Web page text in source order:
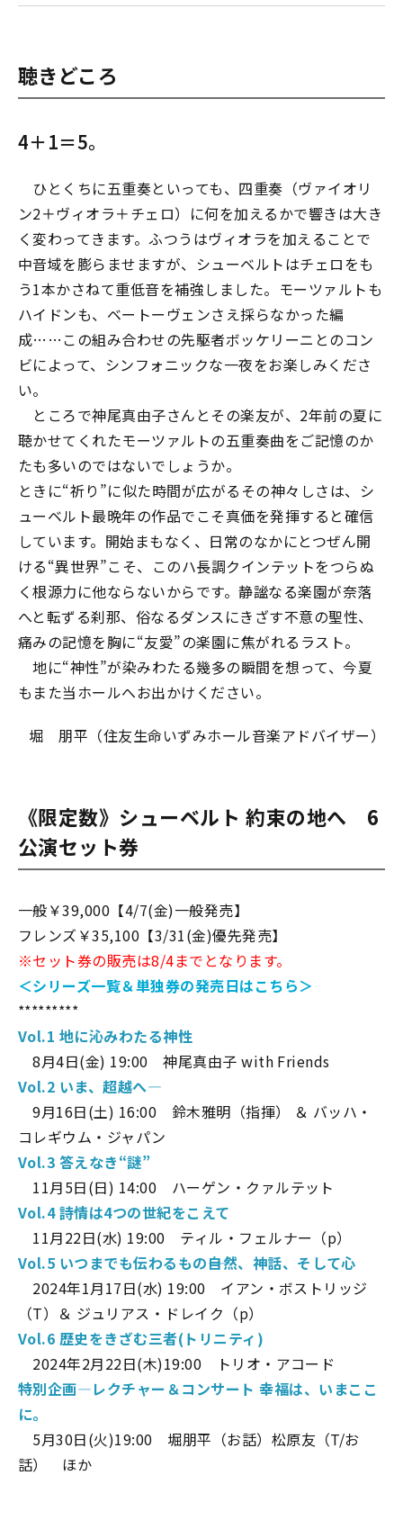
聴きどころ
4＋1＝5。
ひとくちに五重奏といっても、四重奏（ヴァイオリ
ン2＋ヴィオラ＋チェロ）に何を加えるかで響きは大き
く変わってきます。ふつうはヴィオラを加えることで
中音域を膨らませますが、シューベルトはチェロをも
う1本かさねて重低音を補強しました。モーツァルトも
ハイドンも、ベートーヴェンさえ採らなかった編
成……この組み合わせの先駆者ボッケリーニとのコン
ビによって、シンフォニックな一夜をお楽しみくださ
い。
ところで神尾真由子さんとその楽友が、2年前の夏に
聴かせてくれたモーツァルトの五重奏曲をご記憶のか
たも多いのではないでしょうか。
ときに“祈り”に似た時間が広がるその神々しさは、シ
ューベルト最晩年の作品でこそ真価を発揮すると確信
しています。開始まもなく、日常のなかにとつぜん開
ける“異世界”こそ、このハ長調クインテットをつらぬ
く根源力に他ならないからです。静謐なる楽園が奈落
へと転ずる刹那、俗なるダンスにきざす不意の聖性、
痛みの記憶を胸に“友愛”の楽園に焦がれるラスト。
地に“神性”が染みわたる幾多の瞬間を想って、今夏
もまた当ホールへお出かけください。
堀 朋平（住友生命いずみホール音楽アドバイザー）
《限定数》シューベルト ――約束の地へ 6
公演セット券
一般￥39,000【4/7(金)一般発売】
フレンズ￥35,100【3/31(金)優先発売】
※セット券の販売は8/4までとなります。
＜シリーズ一覧＆単独券の発売日はこちら＞
*********
Vol.1 地に沁みわたる神性
〇8月4日(金) 19:00 神尾真由子 with Friends
Vol.2 いま、超越へ―
〇9月16日(土) 16:00 鈴木雅明（指揮） ＆ バッハ・
コレギウム・ジャパン
Vol.3 答えなき“謎”
11月5日(日) 14:00 ハーゲン・クァルテット
Vol.4 詩情は4つの世紀をこえて
11月22日(水) 19:00 ティル・フェルナー（p）
Vol.5 いつまでも伝わるもの――自然、神話、そして心
2024年1月17日(水) 19:00 イアン・ボストリッジ
（T）＆ ジュリアス・ドレイク（p）
Vol.6 歴史をきざむ三者(トリニティ)
2024年2月22日(木)19:00 トリオ・アコード
特別企画―レクチャー＆コンサート 幸福は、いまここ
に。
5月30日(火)19:00 堀朋平（お話）松原友（T/お
話） ほか